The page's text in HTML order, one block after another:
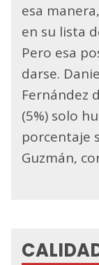
esa
en su lista
Pero esa
darse.
Fernández
(5%) solo
porcentaje
Guzmán,